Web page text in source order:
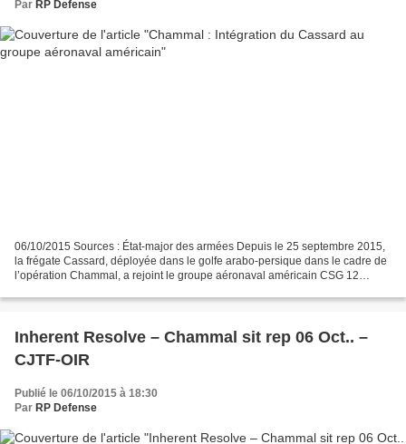
Par RP Defense
06/10/2015 Sources : État-major des armées Depuis le 25 septembre 2015,
la frégate Cassard, déployée dans le golfe arabo-persique dans le cadre de
l’opération Chammal, a rejoint le groupe aéronaval américain CSG 12
Inherent Resolve – Chammal sit rep 06 Oct.. –
CJTF-OIR
Publié le 06/10/2015 à 18:30
Par RP Defense